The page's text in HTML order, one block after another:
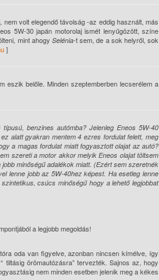
volt elegendő távolság -az eddig használt, más
5W-30 japán motorolaj ismét lenyűgözött, színe
mint ahogy Selénia-t sem, de a sok helyről, sok
]
eszik belőle. Minden szeptemberben lecserélem a
benzines autómba? Jelenleg Eneos 5W-40
alatt gyakran mentem 4 ezres fordulat felett, meg
a magas fordulat miatt fogyasztott olajat az autó?
szereti a motor akkor melyik Eneos olajat töltsem
minőségű adalékok miatt. (Ezért sem szeretnék
lenne jobb az 5W-40hez képest. Ha esetleg lenne
csúcs minőségű hogy a lehető legjobbat
a legjobb megoldás!
oda van figyelve, azonban nincsen kímélve, így
tiltásig örömautózásra” tervezték. Sajnos az, hogy
nem minden esetben jelenik meg a kékes